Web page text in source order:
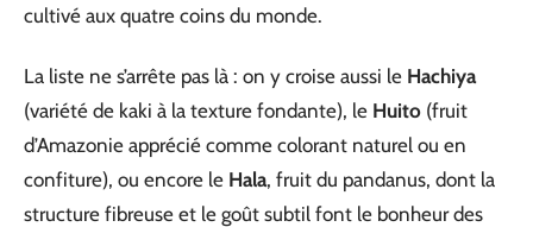
cultivé aux quatre coins du monde.
La liste ne s’arrête pas là : on y croise aussi le Hachiya
(variété de kaki à la texture fondante), le Huito (fruit
d’Amazonie apprécié comme colorant naturel ou en
confiture), ou encore le Hala, fruit du pandanus, dont la
structure fibreuse et le goût subtil font le bonheur des